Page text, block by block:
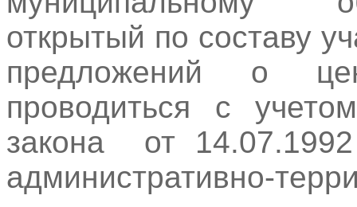
открытый по составу
предложений о
проводиться с
закона от
административно-